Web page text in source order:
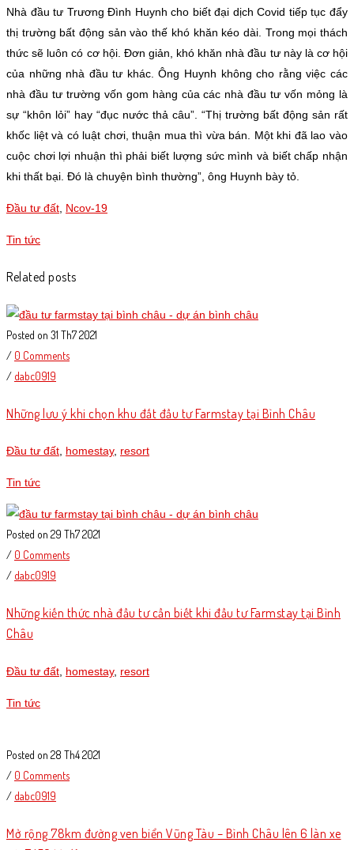
Nhà đầu tư Trương Đình Huynh cho biết đại dịch Covid tiếp tục đẩy
thị trường bất động sản vào thế khó khăn kéo dài. Trong mọi thách
thức sẽ luôn có cơ hội. Đơn giản, khó khăn nhà đầu tư này là cơ hội
của những nhà đầu tư khác. Ông Huynh không cho rằng việc các
nhà đầu tư trường vốn gom hàng của các nhà đầu tư vốn mỏng là
sự “khôn lỏi” hay “đục nước thả câu”. “Thị trường bất động sản rất
khốc liệt và có luật chơi, thuận mua thì vừa bán. Một khi đã lao vào
cuộc chơi lợi nhuận thì phải biết lượng sức mình và biết chấp nhận
khi thất bại. Đó là chuyện bình thường”, ông Huynh bày tỏ.
Đầu tư đất Ncov-19
Tin tức
Related posts
Posted on 31 Th7 2021
/ 0 Comments
/ dabc0919
Những lưu ý khi chọn khu đất đầu tư Farmstay tại Bình Châu
Đầu tư đất homestay, resort
Tin tức
Posted on 29 Th7 2021
/ 0 Comments
/ dabc0919
Những kiến thức nhà đầu tư cần biết khi đầu tư Farmstay tại Bình
Châu
Đầu tư đất homestay, resort
Tin tức
Posted on 28 Th4 2021
/ 0 Comments
/ dabc0919
Mở rộng 78km đường ven biển Vũng Tàu – Bình Châu lên 6 làn xe